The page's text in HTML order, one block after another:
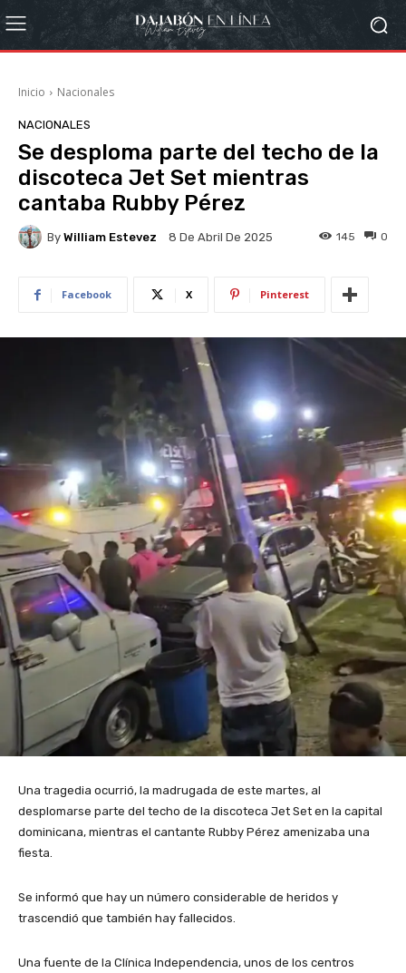
Inicio Nacionales
NACIONALES
Se desploma parte del techo de la
discoteca Jet Set mientras
cantaba Rubby Pérez
By William Estevez 8 De Abril De 2025 0
145
Facebook X Pinterest
Una tragedia ocurrió, la madrugada de este martes, al
desplomarse parte del techo de la discoteca Jet Set en la capital
dominicana, mientras el cantante Rubby Pérez amenizaba una
fiesta.
Se informó que hay un número considerable de heridos y
trascendió que también hay fallecidos.
Una fuente de la Clínica Independencia, unos de los centros